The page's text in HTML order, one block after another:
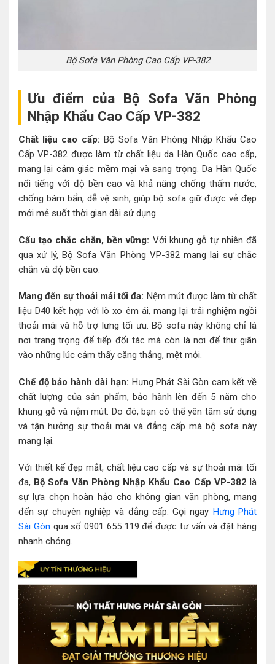
Bộ Sofa Văn Phòng Cao Cấp VP-382
Ưu điểm của Bộ Sofa Văn Phòng
Nhập Khẩu Cao Cấp VP-382
Chất liệu cao cấp: Bộ Sofa Văn Phòng Nhập Khẩu Cao
Cấp VP-382 được làm từ chất liệu da Hàn Quốc cao cấp,
mang lại cảm giác mềm mại và sang trọng. Da Hàn Quốc
nổi tiếng với độ bền cao và khả năng chống thấm nước,
chống bám bẩn, dễ vệ sinh, giúp bộ sofa giữ được vẻ đẹp
mới mẻ suốt thời gian dài sử dụng.
Cấu tạo chắc chắn, bền vững: Với khung gỗ tự nhiên đã
qua xử lý, Bộ Sofa Văn Phòng VP-382 mang lại sự chắc
chắn và độ bền cao.
Mang đến sự thoải mái tối đa: Nệm mút được làm từ chất
liệu D40 kết hợp với lò xo êm ái, mang lại trải nghiệm ngồi
thoải mái và hỗ trợ lưng tối ưu. Bộ sofa này không chỉ là
nơi trang trọng để tiếp đối tác mà còn là nơi để thư giãn
vào những lúc cảm thấy căng thẳng, mệt mỏi.
Chế độ bảo hành dài hạn: Hưng Phát Sài Gòn cam kết về
chất lượng của sản phẩm, bảo hành lên đến 5 năm cho
khung gỗ và nệm mút. Do đó, bạn có thể yên tâm sử dụng
và tận hưởng sự thoải mái và đẳng cấp mà bộ sofa này
mang lại.
Với thiết kế đẹp mắt, chất liệu cao cấp và sự thoải mái tối
đa, Bộ Sofa Văn Phòng Nhập Khẩu Cao Cấp VP-382 là
sự lựa chọn hoàn hảo cho không gian văn phòng, mang
đến sự chuyên nghiệp và đẳng cấp. Gọi ngay Hưng Phát
Sài Gòn qua số 0901 655 119 để được tư vấn và đặt hàng
nhanh chóng.